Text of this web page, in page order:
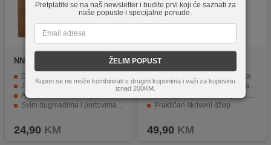
Pretplatite se na naš newsletter i budite prvi koji će saznati za
naše popuste i specijalne ponude.
ŽELIM POPUST
Kupon se ne može kombinirati s drugim kuponima i važi za kupovinu
iznad 200KM.
NN-Su
Galaxy S24+ Leather
Case(Brown)
Dizajn precizno odgovara vašem telefonu
Jednostavan, udoban, lak za nošenje
Adekvatno štiti uređaje
Svim dugmadima i portovima je lako pristupiti
24,90 KM
Samsung
ZS928CWEGWW
Smart View Preklopna maska
Interaktivni poklopac za prikaz na malom ekranu
Besprijekorna kontrola jednim dodirom
Praktičan skriveni džep
49,90 KM